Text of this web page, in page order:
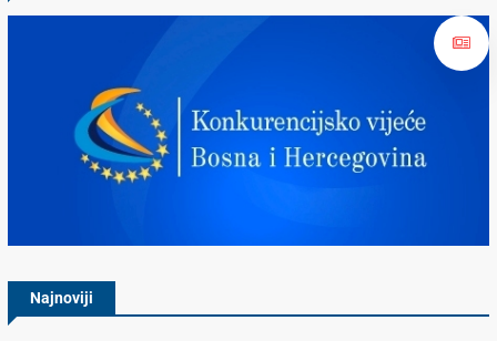
Najnoviji